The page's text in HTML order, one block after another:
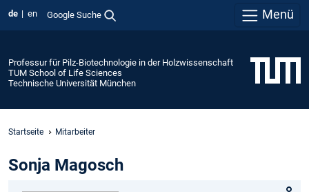
de en Google Suche Menü
Professur für Pilz-Biotechnologie in der Holzwissenschaft
TUM School of Life Sciences
Technische Universität München
Startseite Mitarbeiter
Sonja Magosch